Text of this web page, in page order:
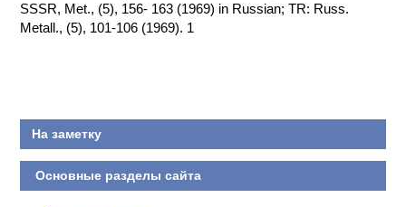
И ХИМИЧЕСКАЯ
ТЕХНОЛОГИЯ
SSSR, Met., (5), 156- 163 (1969) in Russian; TR: Russ.
Metall., (5), 101-106 (1969). 1
На заметку
Основные разделы сайта